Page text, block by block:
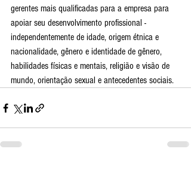
gerentes mais qualificadas para a empresa para
apoiar seu desenvolvimento profissional -
independentemente de idade, origem étnica e
nacionalidade, gênero e identidade de gênero,
habilidades físicas e mentais, religião e visão de
mundo, orientação sexual e antecedentes sociais.